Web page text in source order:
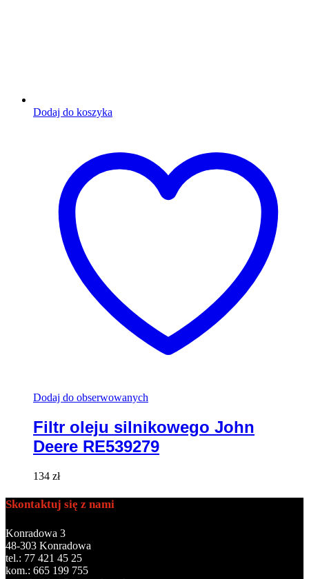
Dodaj do koszyka
Dodaj do obserwowanych
Filtr oleju silnikowego John
Deere RE539279
134 zł
Skontaktuj się z nami
Konradowa 3
48-303 Konradowa
tel.: 77 421 45 25
kom.: 665 199 755